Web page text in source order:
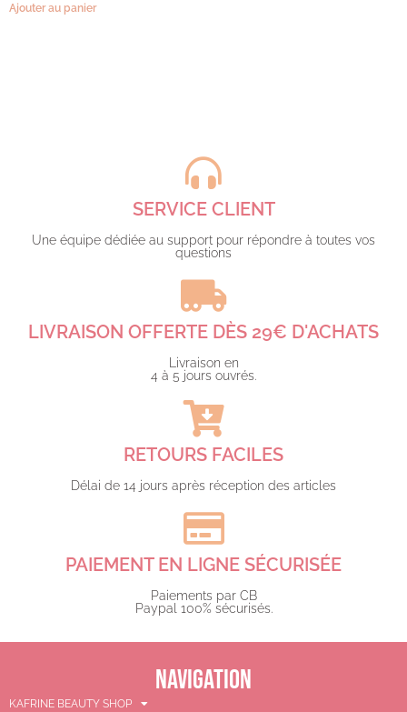
Ajouter au panier
SERVICE CLIENT
Une équipe dédiée au support pour répondre à toutes vos
questions​
LIVRAISON OFFERTE DÈS 29€ D'ACHATS​
Livraison en
4 à 5 jours ouvrés.​
RETOURS FACILES
Délai de 14 jours après réception des articles
PAIEMENT EN LIGNE SÉCURISÉE
Paiements par CB
Paypal 100% sécurisés.​
NAVIGATION
KAFRINE BEAUTY SHOP